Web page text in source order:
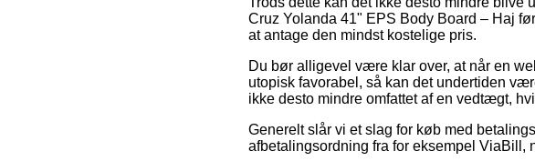
Cruz Yolanda 41" EPS Body Board – Haj
at antage den mindst kostelige pris.
Du bør alligevel være klar over, at når en
utopisk favorabel, så kan det undertiden
ikke desto mindre omfattet af en vedtægt,
Generelt slår vi et slag for køb med
afbetalingsordning fra for eksempel ViaBill,